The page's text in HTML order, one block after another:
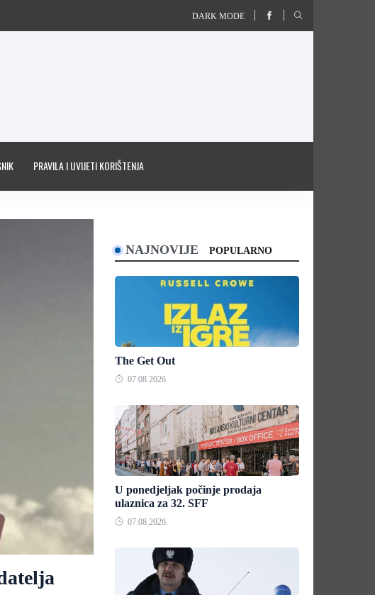
DARK MODE
PRAVILA I UVIJETI KORIŠTENJA
NAJNOVIJE POPULARNO
The Get Out
07.08.2026.
U ponedjeljak počinje prodaja
ulaznica za 32. SFF
07.08.2026.